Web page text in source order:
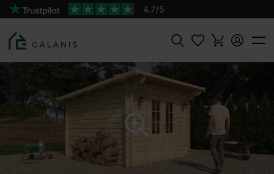
Cercare
Prodotto:
Agrumes Pareti da 34 mm
2150 €